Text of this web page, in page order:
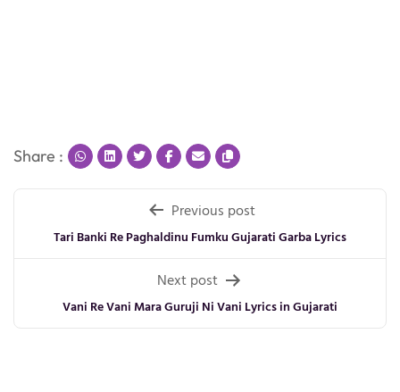
Share :
navigation
Previous post
Tari Banki Re Paghaldinu Fumku Gujarati Garba Lyrics
Next post
Vani Re Vani Mara Guruji Ni Vani Lyrics in Gujarati